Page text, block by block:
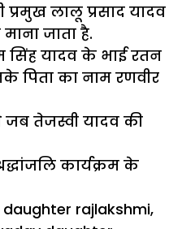
लालू प्रसाद यादव
जाता है.
सिंह यादव के भाई रतन
पिता का नाम रणवीर
तेजस्वी यादव की
कार्यक्रम के
daughter rajlakshmi,